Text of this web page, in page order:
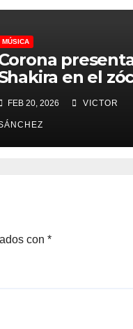
MÚSICA
en el
1 de marzo
FEB 20, 2026 VICTOR
con *